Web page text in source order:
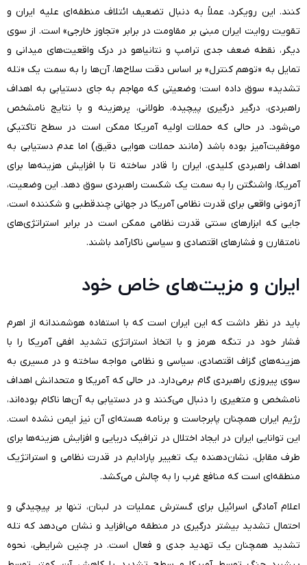
کنند. این رویکرد، عملاً به دنبال تضعیف ائتلاف منطقه‌ای علیه ایران و
تقویت روایت ایران مبنی بر مقاومت در برابر «تجاوز خارجی» است. از سوی
دیگر، نقطه ضعف جدی ترامپ و نتانیاهو در درک واقعیت‌های میدانی و
تمایل به «توهم کنترل» بر اساس دقت سلاح‌ها، آن‌ها را به سمت یک «تله
تشدید» سوق داده است؛ وضعیتی که مهاجم به جای دستیابی به اهداف
راهبردی، درگیر درگیری پیچیده، طولانی، پرهزینه و با نتایج نامشخص
می‌شود. در حالی که حملات اولیه آمریکا ممکن است در سطح تاکتیکی
موفقیت‌آمیز بوده باشد (مانند حملات هوایی دقیق) اما عدم دستیابی به
اهداف راهبردی کلیدی، ایران را قادر ساخته تا با افزایش هزینه‌ها برای
آمریکا، واشنگتن را به سمت یک شکست راهبردی سوق دهد. این وضعیت،
آزمونی واقعی برای قدرت نظامی آمریکا در جهانی چندقطبی و شکننده است،
جایی که ابزارهای سنتی قدرت نظامی ممکن است در برابر استراتژی‌های
نامتقارن و فشارهای اقتصادی و سیاسی ناکارآمد باشند.
ایران و مزیت‌های خاص خود
باید در نظر داشت که این ایران است که با استفاده هوشمندانه از اهرم
فشار خود در تنگه هرمز و با اتخاذ استراتژی تشدید افقی آمریکا را با
هزینه‌های گزاف اقتصادی، سیاسی و نظامی مواجه ساخته و در مسیری به
سوی پیروزی راهبردی گام برمی‌دارد. در حالی که آمریکا و متحدانش اهداف
نامشخص و متغیری را دنبال می‌کنند و در دستیابی به آن‌ها ناکام بوده‌اند،
رژیم ایران همچنان پابرجاست و برنامه هسته‌ای آن نیز ایمن نشده است.
این توانایی ایران در ایجاد اختلال در ترافیک دریایی و افزایش هزینه‌ها برای
طرف مقابل، نشان‌دهنده یک تغییر پارادایم در قدرت نظامی و استراتژیک
منطقه‌ای است که منافع غرب را به چالش می‌کشد.
اعلام آمادگی اسرائیل برای گسترش عملیات در لبنان، تنها بر پیچیدگی و
احتمال تشدید بیشتر درگیری در منطقه می‌افزاید و نشان می‌دهد که تله
تشدید همچنان یک تهدید جدی و فعال است. در چنین شرایطی، نحوه